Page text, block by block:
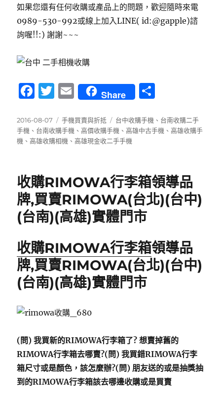
如果您還有任何收購或產品上的問題，歡迎隨時來電
0989-530-992或線上加入LINE( id:@gapple)諮
詢喔!!:) 謝謝~~~
F
c
e
o
o
k
T
it
te
E
m
ai
l
Share
發
佈
日
2016-08-07
分
類
手機買賣與折抵
標
籤
台中收購手機 、 台南收購二手
手機 、 台南收購手機 、高價收購手機 、高雄中古手機 、高雄收購手
機 、高雄收購相機 、高雄現金收二手手機
收購RIMOWA行李箱領導品
牌,買賣RIMOWA(台北)(台中)
(台南)(高雄)實體門市
收購RIMOWA行李箱領導品
牌,買賣RIMOWA(台北)(台中)
(台南)(高雄)實體門市
(問) 我買新的RIMOWA行李箱了? 想賣掉舊的
RIMOWA行李箱去哪賣?(問) 我買錯RIMOWA行李
箱尺寸或是顏色，該怎麼辦?(問) 朋友送的或是抽獎抽
到的RIMOWA行李箱該去哪邊收購或是買賣